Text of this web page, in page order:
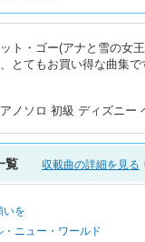
ット・ゴー(アナと雪の女
とてもお買い得な曲集
ノソロ 初級 ディズニー
覧 収載曲の詳細を見る
いを
・ニュー・ワールド